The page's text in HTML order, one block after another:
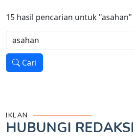
15 hasil pencarian untuk "asahan"
Cari
IKLAN
HUBUNGI